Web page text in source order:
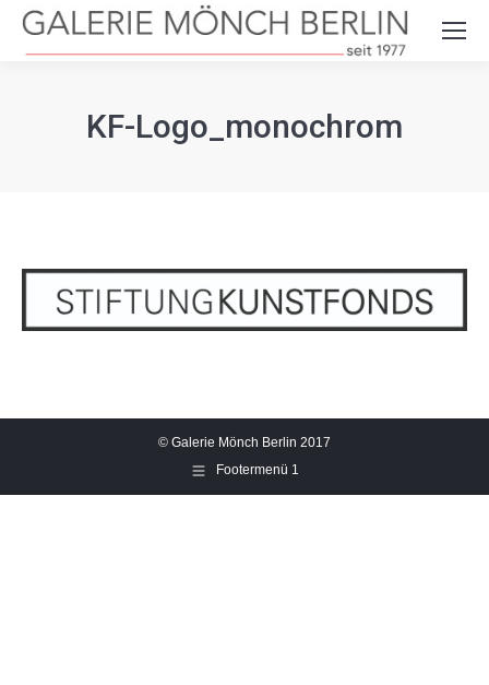
Search:
KF-Logo_monochrom
© Galerie Mönch Berlin 2017
Footermenü 1